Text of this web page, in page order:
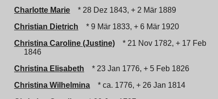
Charlotte Marie
* 28 Dez 1843, + 2 Mär 1889
Christian Dietrich
* 9 Mär 1833, + 6 Mär 1920
Christina Caroline (Justine)
* 21 Nov 1782, + 17 Feb
1846
Christina Elisabeth
* 23 Jan 1776, + 5 Feb 1826
Christina Wilhelmina
* ca. 1776, + 26 Jan 1814